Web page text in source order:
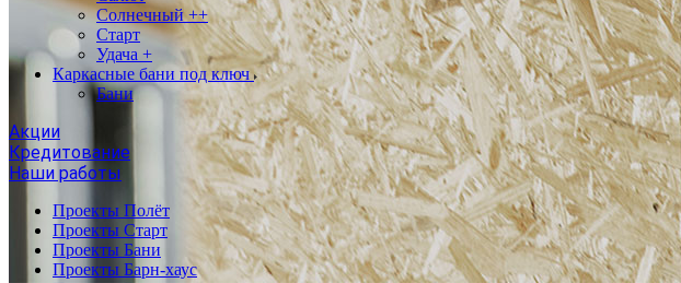
Солнечный ++
Старт
Удача +
Каркасные бани под ключ
Бани
Акции
Кредитование
Наши работы
Проекты Полёт
Проекты Старт
Проекты Бани
Проекты Барн-хаус